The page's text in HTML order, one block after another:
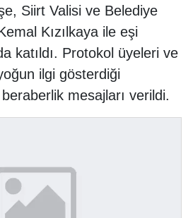
Siirt Valisi ve Belediye
Kızılkaya ile eşi
katıldı. Protokol üyeleri ve
ilgi gösterdiği
mesajları verildi.